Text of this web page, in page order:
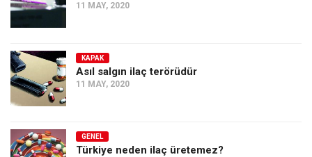
11 MAY, 2020
KAPAK
Asıl salgın ilaç terörüdür
11 MAY, 2020
GENEL
Türkiye neden ilaç üretemez?